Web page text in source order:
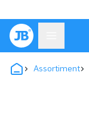
Assortiment